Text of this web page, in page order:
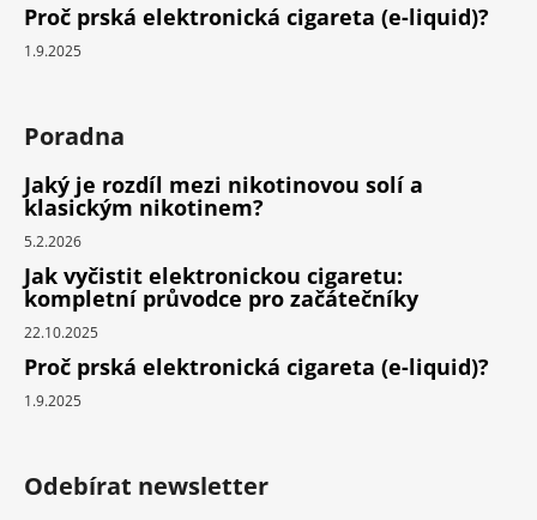
Proč prská elektronická cigareta (e-liquid)?
1.9.2025
Poradna
Jaký je rozdíl mezi nikotinovou solí a
klasickým nikotinem?
5.2.2026
Jak vyčistit elektronickou cigaretu:
kompletní průvodce pro začátečníky
22.10.2025
Proč prská elektronická cigareta (e-liquid)?
1.9.2025
Odebírat newsletter